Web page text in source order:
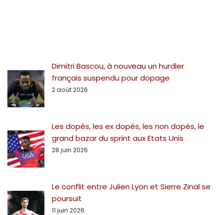
Dimitri Bascou, à nouveau un hurdler
français suspendu pour dopage
2 août 2026
Les dopés, les ex dopés, les non dopés, le
grand bazar du sprint aux Etats Unis
28 juin 2026
Le conflit entre Julien Lyon et Sierre Zinal se
poursuit
11 juin 2026